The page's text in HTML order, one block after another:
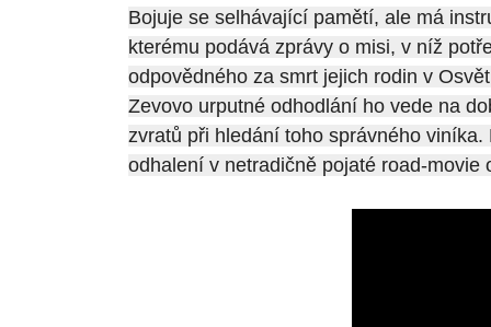
Bojuje se selhávající pamětí, ale má
kterému podává zprávy o misi, v níž
odpovědného za smrt jejich rodin v
Zevovo urputné odhodlání ho vede na
zvratů při hledání toho správného
odhalení v netradičně pojaté road-movie